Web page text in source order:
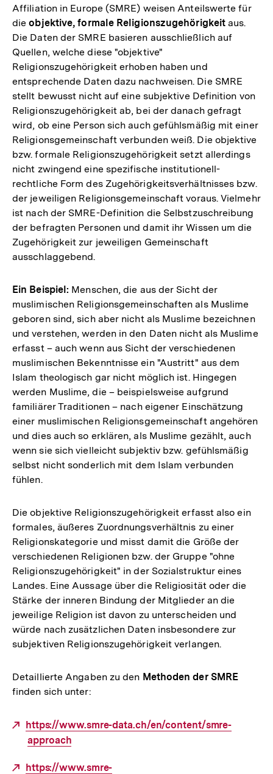
Affiliation in Europe (SMRE) weisen Anteilswerte für
die objektive, formale Religionszugehörigkeit aus.
Die Daten der SMRE basieren ausschließlich auf
Quellen, welche diese "objektive"
Religionszugehörigkeit erhoben haben und
entsprechende Daten dazu nachweisen. Die SMRE
stellt bewusst nicht auf eine subjektive Definition von
Religionszugehörigkeit ab, bei der danach gefragt
wird, ob eine Person sich auch gefühlsmäßig mit einer
Religionsgemeinschaft verbunden weiß. Die objektive
bzw. formale Religionszugehörigkeit setzt allerdings
nicht zwingend eine spezifische institutionell-
rechtliche Form des Zugehörigkeitsverhältnisses bzw.
der jeweiligen Religionsgemeinschaft voraus. Vielmehr
ist nach der SMRE-Definition die Selbstzuschreibung
der befragten Personen und damit ihr Wissen um die
Zugehörigkeit zur jeweiligen Gemeinschaft
ausschlaggebend.
Ein Beispiel: Menschen, die aus der Sicht der
muslimischen Religionsgemeinschaften als Muslime
geboren sind, sich aber nicht als Muslime bezeichnen
und verstehen, werden in den Daten nicht als Muslime
erfasst – auch wenn aus Sicht der verschiedenen
muslimischen Bekenntnisse ein "Austritt" aus dem
Islam theologisch gar nicht möglich ist. Hingegen
werden Muslime, die – beispielsweise aufgrund
familiärer Traditionen – nach eigener Einschätzung
einer muslimischen Religionsgemeinschaft angehören
und dies auch so erklären, als Muslime gezählt, auch
wenn sie sich vielleicht subjektiv bzw. gefühlsmäßig
selbst nicht sonderlich mit dem Islam verbunden
fühlen.
Die objektive Religionszugehörigkeit erfasst also ein
formales, äußeres Zuordnungsverhältnis zu einer
Religionskategorie und misst damit die Größe der
verschiedenen Religionen bzw. der Gruppe "ohne
Religionszugehörigkeit" in der Sozialstruktur eines
Landes. Eine Aussage über die Religiosität oder die
Stärke der inneren Bindung der Mitglieder an die
jeweilige Religion ist davon zu unterscheiden und
würde nach zusätzlichen Daten insbesondere zur
subjektiven Religionszugehörigkeit verlangen.
Detaillierte Angaben zu den Methoden der SMRE
finden sich unter:
Externer
Link:
https://www.smre-data.ch/en/content/smre-
approach
Externer
https://www.smre-